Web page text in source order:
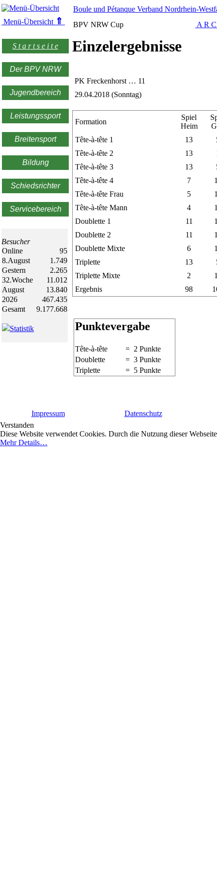
Menü-Übersicht ⇑
S t a r t s e i t e
Der BPV NRW
Jugendbereich
Leistungssport
Breitensport
Bildung
Schiedsrichter
Servicebereich
Besucher
Online
95
8.August
1.749
Gestern
2.265
32.Woche
11.012
August
13.840
2026
467.435
Gesamt
9.177.668
Statistik
Boule und Pétanque Verband Nordrhein-
BPV NRW Cup
A R
Einzelergebnisse
PK Freckenhorst … 11
29.04.2018 (Sonntag)
Formation
Spiel
Heim
Tête-à-tête 1
13
Tête-à-tête 2
13
Tête-à-tête 3
13
Tête-à-tête 4
7
Tête-à-tête Frau
5
Tête-à-tête Mann
4
Doublette 1
11
Doublette 2
11
Doublette Mixte
6
Triplette
13
Triplette Mixte
2
Ergebnis
98
Punktevergabe
Tête-à-tête
= 2 Punkte
Doublette
= 3 Punkte
Triplette
= 5 Punkte
Impressum
Datenschutz
Verstanden
Diese Website verwendet Cookies. Durch die Nutzung dieser
Mehr Details…